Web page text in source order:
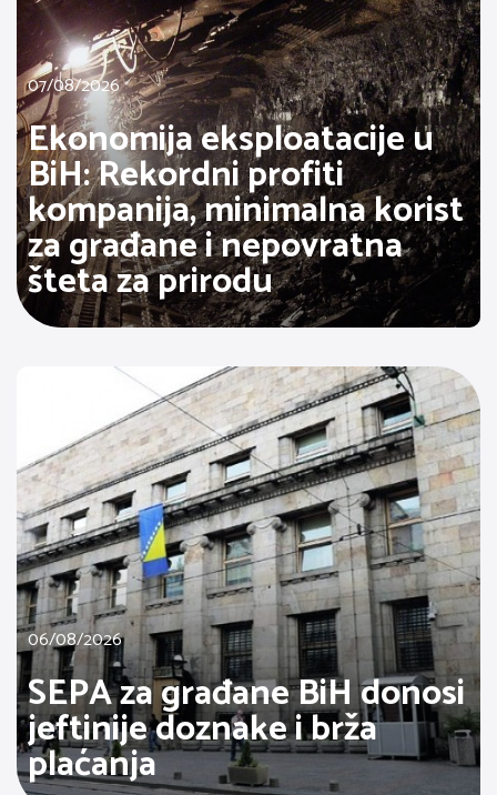
07/08/2026
Ekonomija eksploatacije u
BiH: Rekordni profiti
kompanija, minimalna korist
za građane i nepovratna
šteta za prirodu
06/08/2026
SEPA za građane BiH donosi
jeftinije doznake i brža
plaćanja